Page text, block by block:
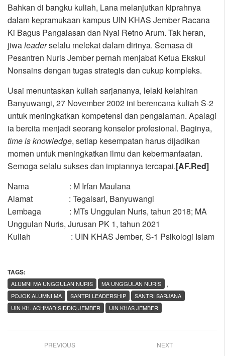
Bahkan di bangku kuliah, Lana melanjutkan kiprahnya
dalam kepramukaan kampus UIN KHAS Jember Racana
Ki Bagus Pangalasan dan Nyai Retno Arum. Tak heran,
jiwaleaderselalu melekat dalam dirinya. Semasa di
Pesantren Nuris Jember pernah menjabat Ketua Ekskul
Nonsains dengan tugas strategis dan cukup kompleks.
Usai menuntaskan kuliah sarjananya, lelaki kelahiran
Banyuwangi, 27 November 2002 ini berencana kuliah S-2
untuk meningkatkan kompetensi dan pengalaman. Apalagi
ia bercita menjadi seorang konselor profesional. Baginya,
time is knowledge, setiap kesempatan harus dijadikan
momen untuk meningkatkan ilmu dan kebermanfaatan.
Semoga selalu sukses dan impiannya tercapai.[AF.Red]
Nama : M Irfan Maulana
Alamat : Tegalsari, Banyuwangi
Lembaga : MTs Unggulan Nuris, tahun 2018; MA
Unggulan Nuris, Jurusan PK 1, tahun 2021
Kuliah : UIN KHAS Jember, S-1 Psikologi Islam
TAGS:
,
ALUMNI MA UNGGULAN NURIS
MA UNGGULAN NURIS
POJOK ALUMNI MA
SANTRI LEADERSHIP
SANTRI SARJANA
UIN KH. ACHMAD SIDDIQ JEMBER
UIN KHAS JEMBER
PREVIOUS NEXT